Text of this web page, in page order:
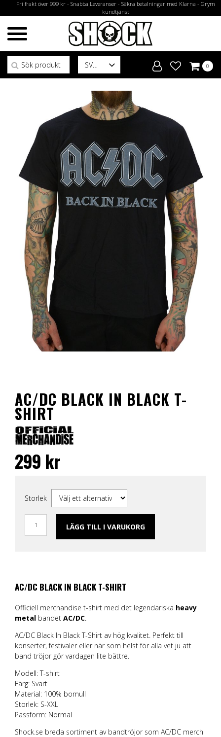
Fri frakt över 999 kr - Snabba Leveranser - Säkra betalningar med Klarna - Grym
kundtjänst
SV
Sök efter:
0
AC/DC BLACK IN BLACK T-
SHIRT
299 kr
Storlek
LÄGG TILL I VARUKORG
AC/DC BLACK IN BLACK T-SHIRT
Officiell merchandise t-shirt med det legendariska heavy
metal bandet AC/DC.
AC/DC Black In Black T-Shirt av hög kvalitet. Perfekt till
konserter, festivaler eller när som helst för alla vet ju att
band tröjor gör vardagen lite bättre.
Modell: T-shirt
Färg: Svart
Material: 100% bomull
Storlek: S-XXL
Passform: Normal
Shock.se breda sortiment av bandtröjor som AC/DC merch